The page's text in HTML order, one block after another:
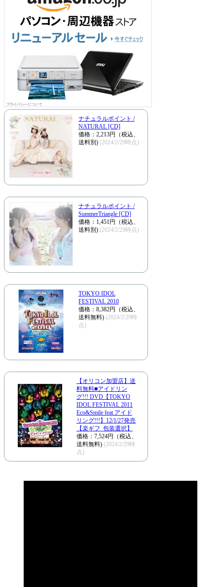
ナチュラルポイント /
NATURAL [CD]
価格：2,213円（税込、
送料別) (2024/2/29時点)
ナチュラルポイント /
SummerTriangle [CD]
価格：1,451円（税込、
送料別) (2024/2/29時点)
TOKYO IDOL
FESTIVAL 2010
価格：8,382円（税込、
送料無料) (2024/2/29時
点)
【オリコン加盟店】送
料無料■アイドリン
グ!!! DVD【TOKYO
IDOL FESTIVAL 2011
Eco&Smile feat.アイド
リング!!!】12/1/27発売
【楽ギフ_包装選択】
価格：7,524円（税込、
送料無料) (2024/2/29時
点)